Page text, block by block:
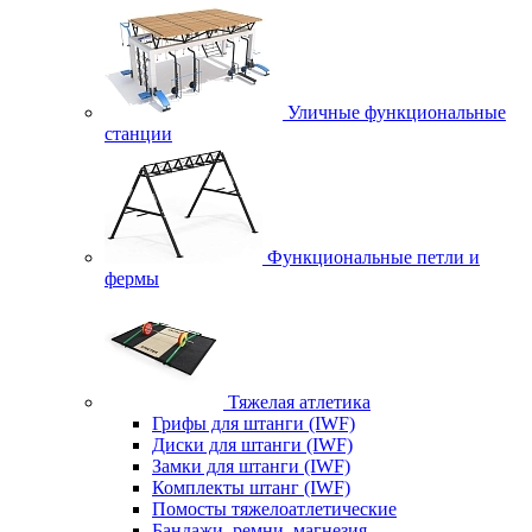
Уличные функциональные
станции
Функциональные петли и
фермы
Тяжелая атлетика
Грифы для штанги (IWF)
Диски для штанги (IWF)
Замки для штанги (IWF)
Комплекты штанг (IWF)
Помосты тяжелоатлетические